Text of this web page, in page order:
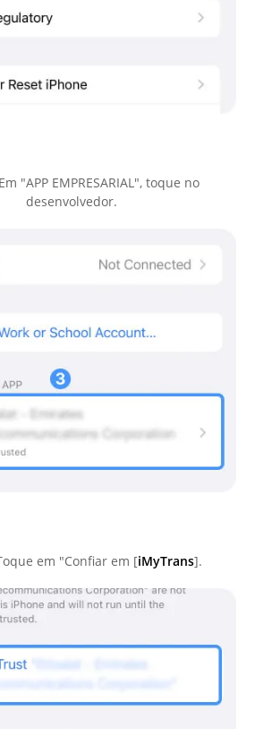
"APP EMPRESARIAL", toque no
desenvolvedor.
em "Confiar em [iMyTrans].